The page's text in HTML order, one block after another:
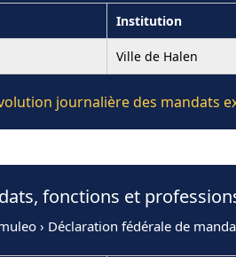
Institution
Ville de Halen
journalière des mandats
fonctions et
› Déclaration fédérale de